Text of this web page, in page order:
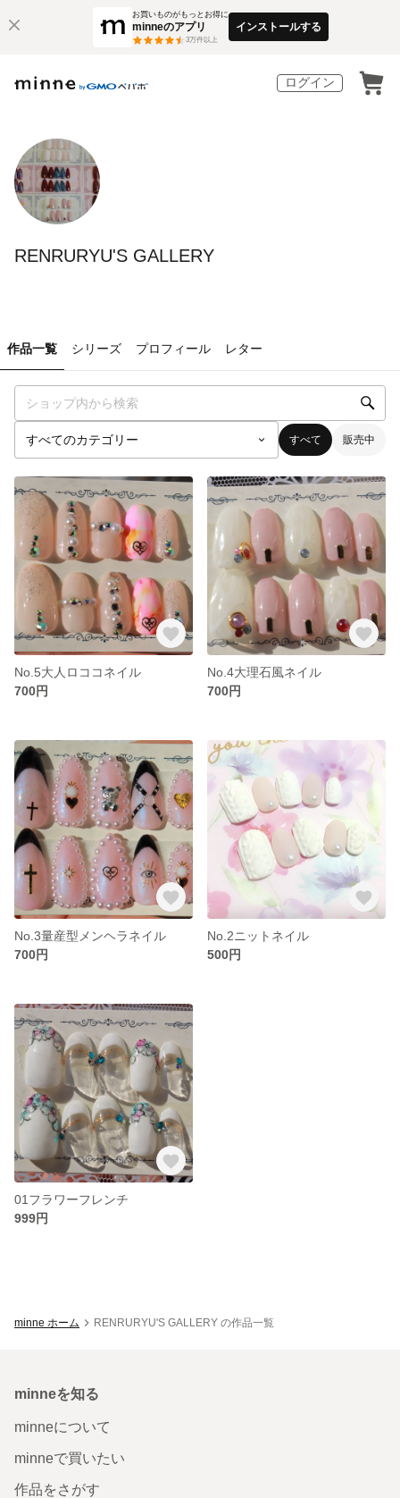
お買いものがもっとお得に
minneのアプリ
3万件以上
インストールする
ログイン
RENRURYU'S GALLERY
作品一覧 シリーズ プロフィール レター
すべて 販売中
No.5大人ロココネイル
700円
No.4大理石風ネイル
700円
No.3量産型メンヘラネイル
700円
No.2ニットネイル
500円
01フラワーフレンチ
999円
minne ホーム RENRURYU'S GALLERY の作品一覧
minneを知る
minneについて
minneで買いたい
作品をさがす